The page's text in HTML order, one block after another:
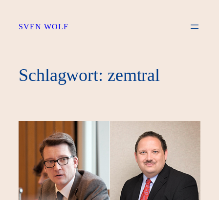
Inhalt
SVEN WOLF
Schlagwort: zemtral